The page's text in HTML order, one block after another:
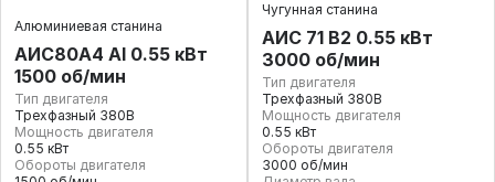
Алюминиевая станина
АИС80А4 Al 0.55 кВт
1500 об/мин
Тип двигателя
Трехфазный 380В
Мощность двигателя
0.55 кВт
Обороты двигателя
Чугунная станина
АИС 71 В2 0.55 кВт
3000 об/мин
Тип двигателя
Трехфазный 380В
Мощность двигателя
0.55 кВт
Обороты двигателя
3000 об/мин